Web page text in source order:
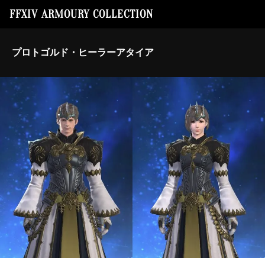
FFXIV ARMOURY COLLECTION
プロトゴルド・ヒーラーアタイア